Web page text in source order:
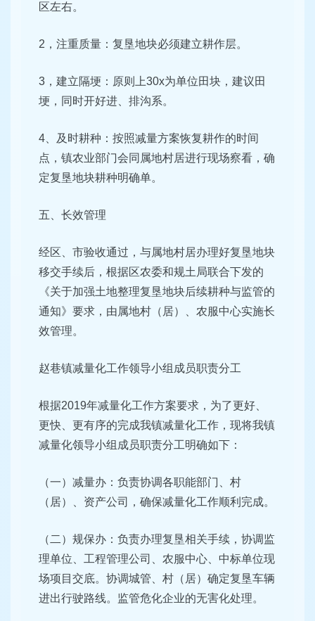
区左右。
2，注重质量：复垦地块必须建立耕作层。
3，建立隔埂：原则上30x为单位田块，建议田
埂，同时开好进、排沟系。
4、及时耕种：按照减量方案恢复耕作的时间
点，镇农业部门会同属地村居进行现场察看，确
定复垦地块耕种明确单。
五、长效管理
经区、市验收通过，与属地村居办理好复垦地块
移交手续后，根据区农委和规土局联合下发的
《关于加强土地整理复垦地块后续耕种与监管的
通知》要求，由属地村（居）、农服中心实施长
效管理。
赵巷镇减量化工作领导小组成员职责分工
根据2019年减量化工作方案要求，为了更好、
更快、更有序的完成我镇减量化工作，现将我镇
减量化领导小组成员职责分工明确如下：
（一）减量办：负责协调各职能部门、村
（居）、资产公司，确保减量化工作顺利完成。
（二）规保办：负责办理复垦相关手续，协调监
理单位、工程管理公司、农服中心、中标单位现
场项目交底。协调城管、村（居）确定复垦车辆
进出行驶路线。监管危化企业的无害化处理。